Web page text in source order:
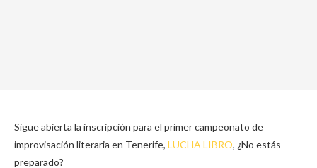
Sigue abierta la inscripción para el primer campeonato de
improvisación literaria en Tenerife, LUCHA LIBRO, ¿No estás
preparado?